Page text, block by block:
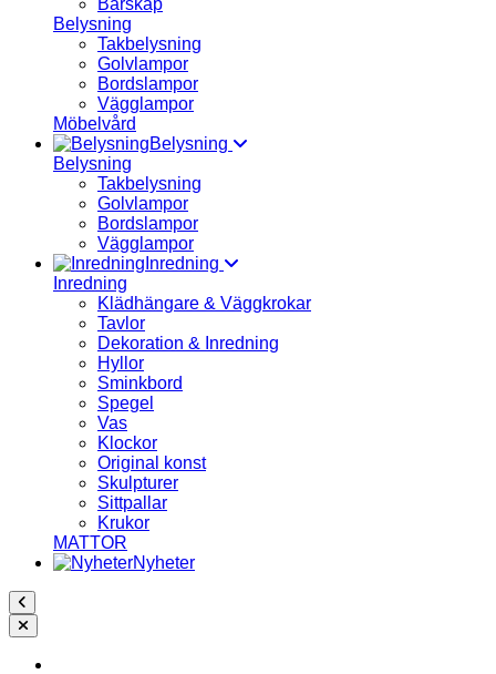
Barskåp
Belysning
Takbelysning
Golvlampor
Bordslampor
Vägglampor
Möbelvård
Belysning
Belysning
Takbelysning
Golvlampor
Bordslampor
Vägglampor
Inredning
Inredning
Klädhängare & Väggkrokar
Tavlor
Dekoration & Inredning
Hyllor
Sminkbord
Spegel
Vas
Klockor
Original konst
Skulpturer
Sittpallar
Krukor
MATTOR
Nyheter